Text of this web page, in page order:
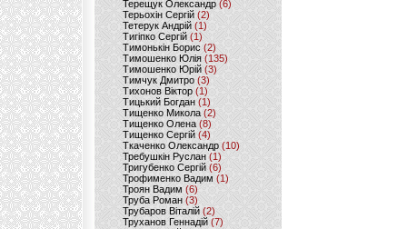
Терещук Олександр(6)
Терьохін Сергій (2)
Тетерук Андрій (1)
Тигіпко Сергій(1)
Тимонькін Борис (2)
Тимошенко Юлія (135)
Тимошенко Юрій(3)
Тимчук Дмитро (3)
Тихонов Віктор (1)
Тицький Богдан (1)
Тищенко Микола (2)
Тищенко Олена (8)
Тищенко Сергій (4)
Ткаченко Олександр (10)
Требушкін Руслан (1)
Тригубенко Сергій(6)
Трофименко Вадим (1)
Троян Вадим (6)
Труба Роман(3)
Трубаров Віталій (2)
Труханов Геннадій (7)